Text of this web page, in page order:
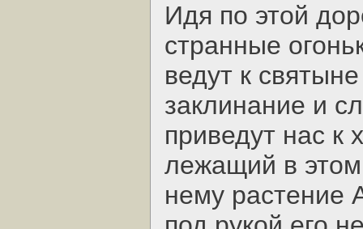
Идя по этой
странные
ведут к
заклинание и
приведут нас к
лежащий в
нему растение